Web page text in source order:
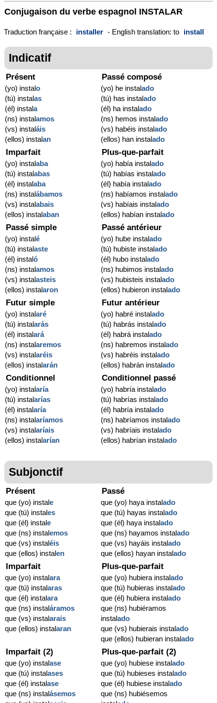
Conjugaison du verbe espagnol INSTALAR
Traduction française : installer - English translation: to install
Indicatif
Présent
(yo) instalo
(tú) instalas
(él) instala
(ns) instalamos
(vs) instaláis
(ellos) instalan
Passé composé
(yo) he instalado
(tú) has instalado
(él) ha instalado
(ns) hemos instalado
(vs) habéis instalado
(ellos) han instalado
Imparfait
(yo) instalaba
(tú) instalabas
(él) instalaba
(ns) instalábamos
(vs) instalabais
(ellos) instalaban
Plus-que-parfait
(yo) había instalado
(tú) habías instalado
(él) había instalado
(ns) habíamos instalado
(vs) habíais instalado
(ellos) habían instalado
Passé simple
(yo) instalé
(tú) instalaste
(él) instaló
(ns) instalamos
(vs) instalasteis
(ellos) instalaron
Passé antérieur
(yo) hube instalado
(tú) hubiste instalado
(él) hubo instalado
(ns) hubimos instalado
(vs) hubisteis instalado
(ellos) hubieron instalado
Futur simple
(yo) instalaré
(tú) instalarás
(él) instalará
(ns) instalaremos
(vs) instalaréis
(ellos) instalarán
Futur antérieur
(yo) habré instalado
(tú) habrás instalado
(él) habrá instalado
(ns) habremos instalado
(vs) habréis instalado
(ellos) habrán instalado
Conditionnel
(yo) instalaría
(tú) instalarías
(él) instalaría
(ns) instalaríamos
(vs) instalaríais
(ellos) instalarían
Conditionnel passé
(yo) habría instalado
(tú) habrías instalado
(él) habría instalado
(ns) habríamos instalado
(vs) habríais instalado
(ellos) habrían instalado
Subjonctif
Présent
que (yo) instale
que (tú) instales
que (él) instale
que (ns) instalemos
que (vs) instaléis
que (ellos) instalen
Passé
que (yo) haya instalado
que (tú) hayas instalado
que (él) haya instalado
que (ns) hayamos instalado
que (vs) hayáis instalado
que (ellos) hayan instalado
Imparfait
que (yo) instalara
que (tú) instalaras
que (él) instalara
que (ns) instaláramos
que (vs) instalarais
que (ellos) instalaran
Plus-que-parfait
que (yo) hubiera instalado
que (tú) hubieras instalado
que (él) hubiera instalado
que (ns) hubiéramos
instalado
que (vs) hubierais instalado
que (ellos) hubieran instalado
Imparfait (2)
que (yo) instalase
que (tú) instalases
que (él) instalase
que (ns) instalásemos
Plus-que-parfait (2)
que (yo) hubiese instalado
que (tú) hubieses instalado
que (él) hubiese instalado
que (ns) hubiésemos